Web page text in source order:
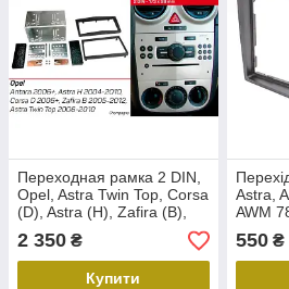
Переходная рамка 2 DIN,
Opel, Astra Twin Top, Corsa
(D), Astra (H), Zafira (B),
Antara, ACV 381230-12 Kit
2 350 ₴
Купити
Astra,
AWM
550₴